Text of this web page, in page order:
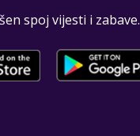
spoj vijesti i zabave.